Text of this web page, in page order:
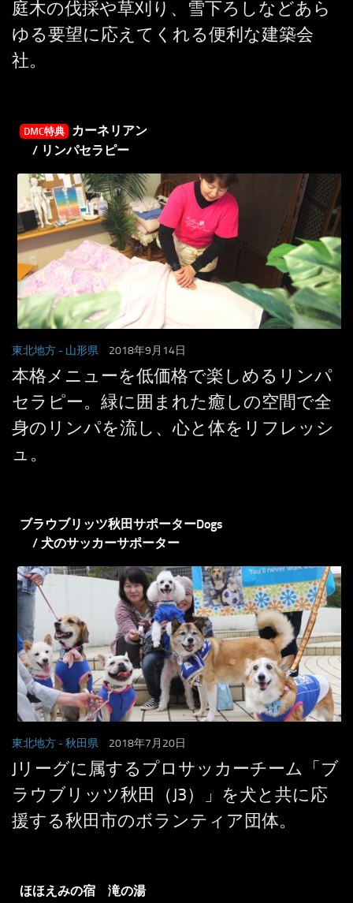
庭木の伐採や草刈り、雪下ろしなどあら
ゆる要望に応えてくれる便利な建築会
社。
DMC特典
カーネリアン
/ リンパセラピー
東北地方 - 山形県 2018年9月14日
本格メニューを低価格で楽しめるリンパ
セラピー。緑に囲まれた癒しの空間で全
身のリンパを流し、心と体をリフレッシ
ュ。
ブラウブリッツ秋田サポーターDogs
/ 犬のサッカーサポーター
東北地方 - 秋田県 2018年7月20日
Jリーグに属するプロサッカーチーム「ブ
ラウブリッツ秋田（J3）」を犬と共に応
援する秋田市のボランティア団体。
ほほえみの宿 滝の湯